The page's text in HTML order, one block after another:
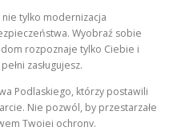
tylko modernizacja
Wyobraź sobie
rozpoznaje tylko Ciebie i
zasługujesz.
Podlaskiego, którzy postawili
Nie pozwól, by przestarzałe
Twojej ochrony.